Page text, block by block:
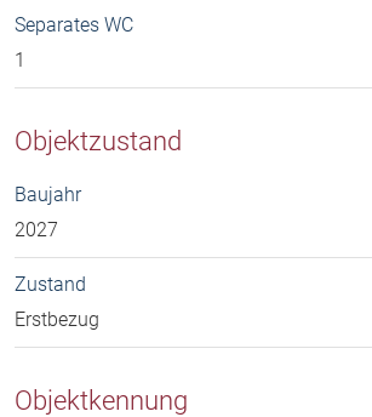
Separates WC
1
Objektzustand
Baujahr
2027
Zustand
Erstbezug
Objektkennung